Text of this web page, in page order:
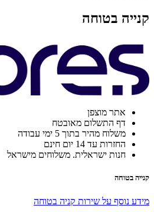
קנייה בטוחה
אתר מוצפן
דף התשלום מאובטח
משלוח מהיר בתוך 5 ימי עבודה
החזרות עד 14 יום חינם
חנות ישראלית. משלוחים מישראל
קנייה בטוחה
מידע נוסף על שירות קניה בטוחה